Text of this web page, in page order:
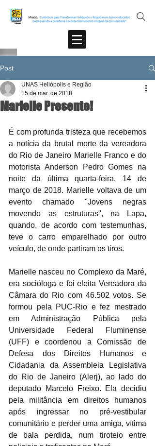
Post
Marielle Presente!
UNAS Heliópolis e Região
15 de mar. de 2018
É com profunda tristeza que recebemos
a notícia da brutal morte da vereadora
do Rio de Janeiro Marielle Franco e do
motorista Anderson Pedro Gomes na
noite da última quarta-feira, 14 de
março de 2018. Marielle voltava de um
evento chamado "Jovens negras
movendo as estruturas", na Lapa,
quando, de acordo com testemunhas,
teve o carro emparelhado por outro
veículo, de onde partiram os tiros.
Marielle nasceu no Complexo da Maré,
era socióloga e foi eleita Vereadora da
Câmara do Rio com 46.502 votos. Se
formou pela PUC-Rio e fez mestrado
em Administração Pública pela
Universidade Federal Fluminense
(UFF) e coordenou a Comissão de
Defesa dos Direitos Humanos e
Cidadania da Assembleia Legislativa
do Rio de Janeiro (Alerj), ao lado do
deputado Marcelo Freixo. Ela decidiu
pela militância em direitos humanos
após ingressar no pré-vestibular
comunitário e perder uma amiga, vítima
de bala perdida, num tiroteio entre